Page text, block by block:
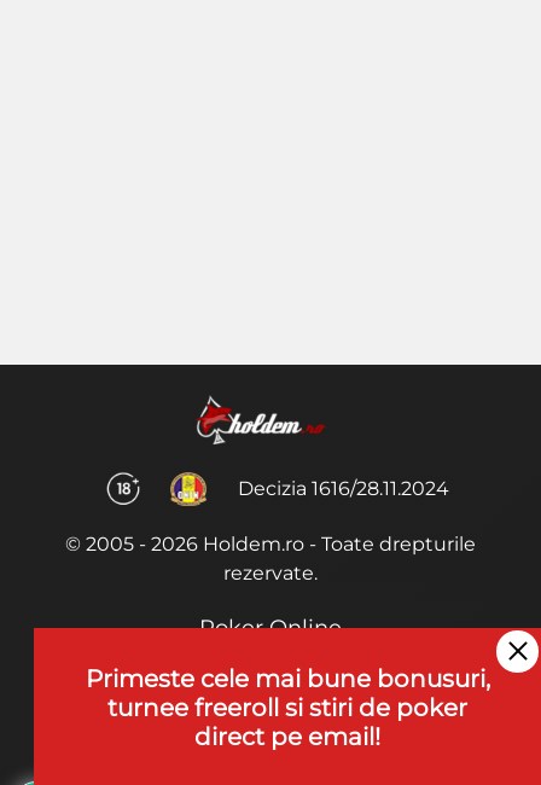
Decizia 1616/28.11.2024
© 2005 - 2026 Holdem.ro - Toate drepturile
rezervate.
Poker Online
Termeni si Conditii
Joaca Poker
Primeste cele mai bune bonusuri,
turnee freeroll si stiri de poker
direct pe email!